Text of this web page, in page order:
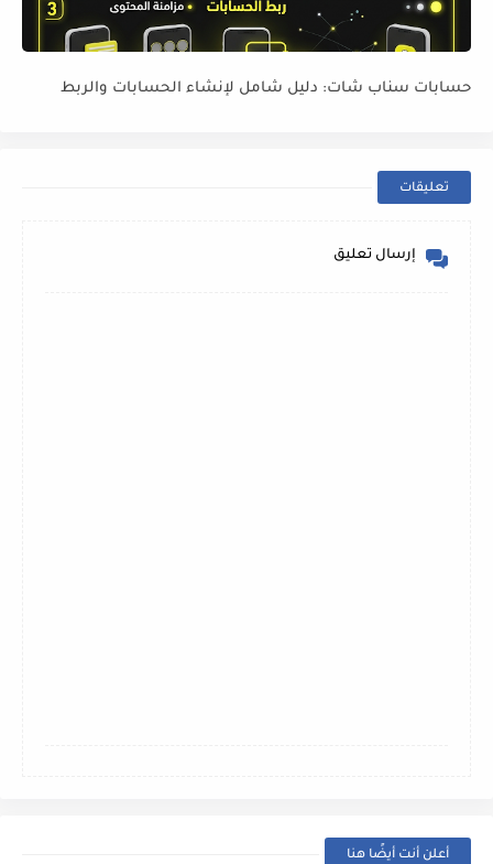
حسابات سناب شات: دليل شامل لإنشاء الحسابات والربط
تعليقات
إرسال تعليق
أعلن أنت أيضًا هنا